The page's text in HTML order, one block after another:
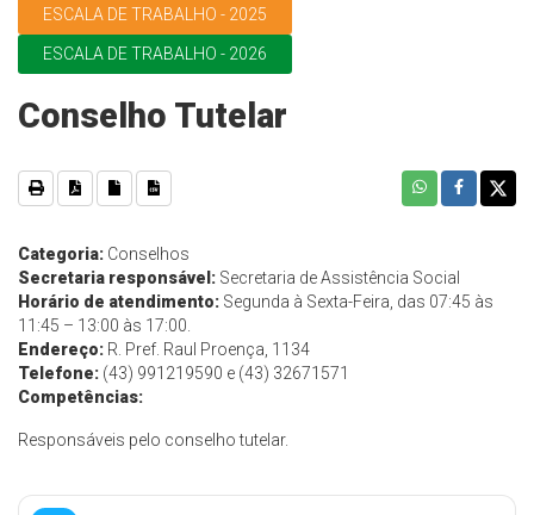
ESCALA DE TRABALHO - 2025
ESCALA DE TRABALHO - 2026
Conselho Tutelar
Categoria: Conselhos
Secretaria responsável: Secretaria de Assistência Social
Horário de atendimento: Segunda à Sexta-Feira, das 07:45 às
11:45 – 13:00 às 17:00.
Endereço: R. Pref. Raul Proença, 1134
Telefone: (43) 991219590 e (43) 32671571
Competências:
Responsáveis pelo conselho tutelar.